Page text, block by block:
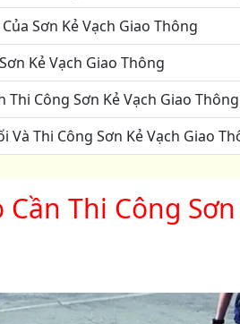
Sơn Kẻ Vạch Giao Thông
Kẻ Vạch Giao Thông
Thi Công Sơn Kẻ Vạch Giao Thông
Và Thi Công Sơn Kẻ Vạch Giao
Cần Thi Công